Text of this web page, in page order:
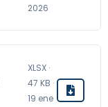
2026
XLSX ·
47 KB ·
19 ene